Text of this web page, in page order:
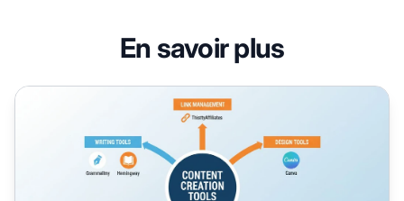
En savoir plus
Meilleurs outils de création de contenu pour le marketing